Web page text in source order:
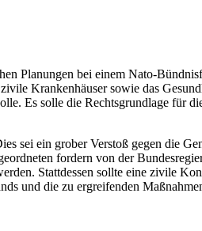
Planungen bei einem Nato-
Krankenhäuser sowie das
Es solle die Rechtsgrundlage für
sei ein grober Verstoß gegen die
fordern von der
Stattdessen sollte eine zivile
und die zu ergreifenden